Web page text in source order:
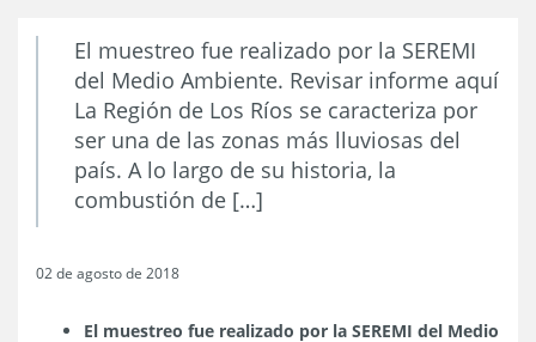
El muestreo fue realizado por la SEREMI
del Medio Ambiente. Revisar informe aquí
La Región de Los Ríos se caracteriza por
ser una de las zonas más lluviosas del
país. A lo largo de su historia, la
combustión de […]
02 de agosto de 2018
El muestreo fue realizado por la SEREMI del Medio